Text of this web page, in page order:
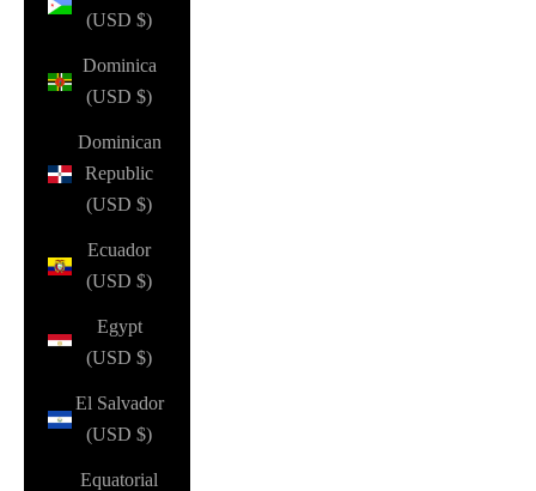
(USD $)
Dominica
(USD $)
Dominican
Republic
(USD $)
Ecuador
(USD $)
Egypt
(USD $)
El Salvador
(USD $)
Equatorial